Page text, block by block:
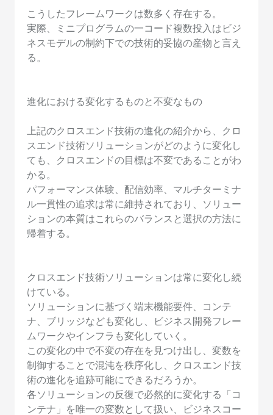
こうしたフレームワークは数多く存在する。
実際、ミニプログラムの一コード複数投入はビジ
ネスモデルの制約下での技術的妥協の産物と言え
る。
進化における変化するものと不変なもの
上記のクロスエンド技術の進化の紹介から、クロ
スエンド技術ソリューションがどのように変化し
ても、クロスエンドの目標は不変であることがわ
かる。
パフォーマンス体験、配信効率、マルチターミナ
ル一貫性の追求は常に維持されており、ソリュー
ションの本質はこれらのバランスと選択の方法に
帰着する。
クロスエンド技術ソリューションは常に変化し続
けている。
ソリューションに基づく端末機能要件、コンテ
ナ、ブリッジなども変化し、ビジネス開発フレー
ムワークやインフラも変化していく。
この変化の中で不変の存在を見つけ出し、変数を
制御することで混沌を秩序化し、クロスエンド技
術の進化を追跡可能にできるだろうか。
各ソリューションの反復で必然的に変化する「コ
ンテナ」を唯一の変数として扱い、ビジネスコー